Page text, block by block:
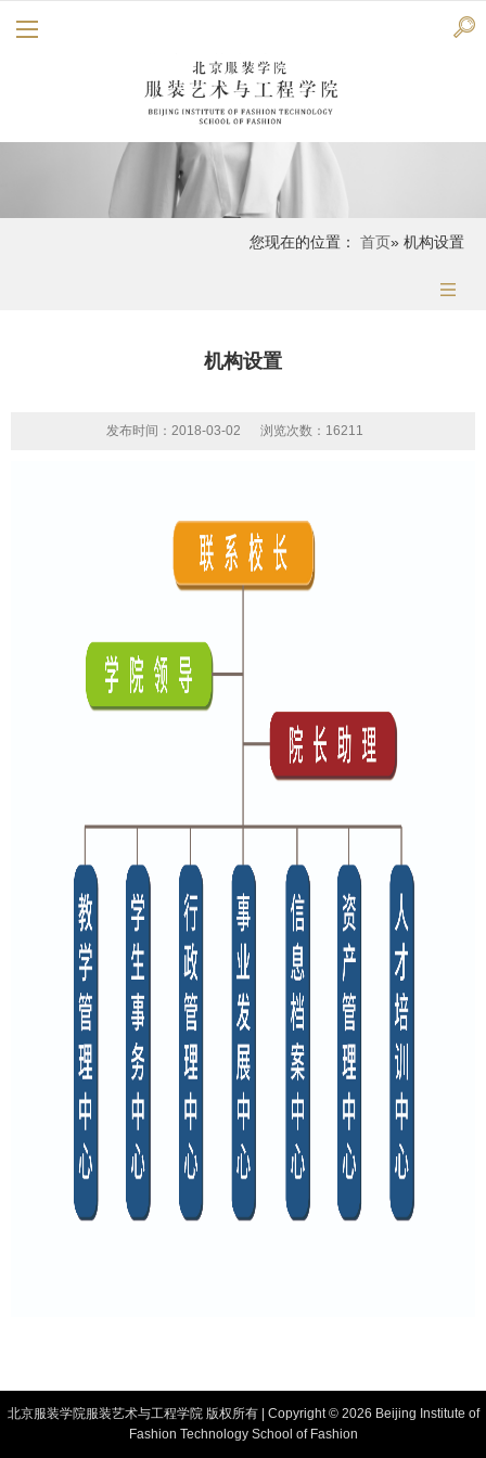
您现在的位置： 首页» 机构设置
机构设置
发布时间：2018-03-02 浏览次数： 16211
北京服装学院服装艺术与工程学院 版权所有 | Copyright © 2026 Beijing Institute of
Fashion Technology School of Fashion